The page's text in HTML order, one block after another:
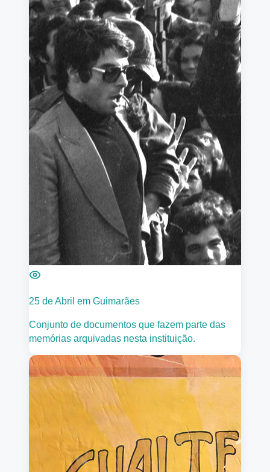
25 de Abril em Guimarães
Conjunto de documentos que fazem parte das
memórias arquivadas nesta instituição.